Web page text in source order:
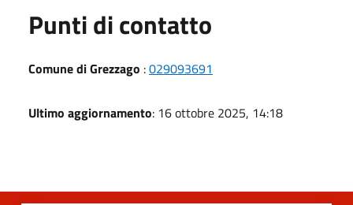
Punti di contatto
Comune di Grezzago :029093691
Ultimo aggiornamento: 16 ottobre 2025, 14:18